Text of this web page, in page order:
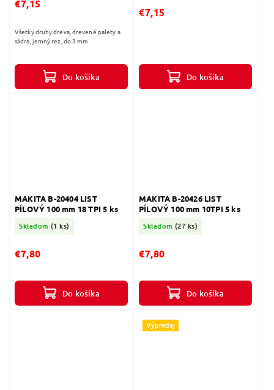
€7,15
Do košíka
Všetky druhy dreva, drevené palety a
sádra, jemný rez, do 3 mm
€7,15
Do košíka
MAKITA B-20404 LIST
PÍLOVÝ 100 mm 18 TPI 5 ks
Skladom (1 ks)
€7,80
Do košíka
MAKITA B-20426 LIST
PÍLOVÝ 100 mm 10TPI 5 ks
Skladom (27 ks)
€7,80
Do košíka
Výpredaj